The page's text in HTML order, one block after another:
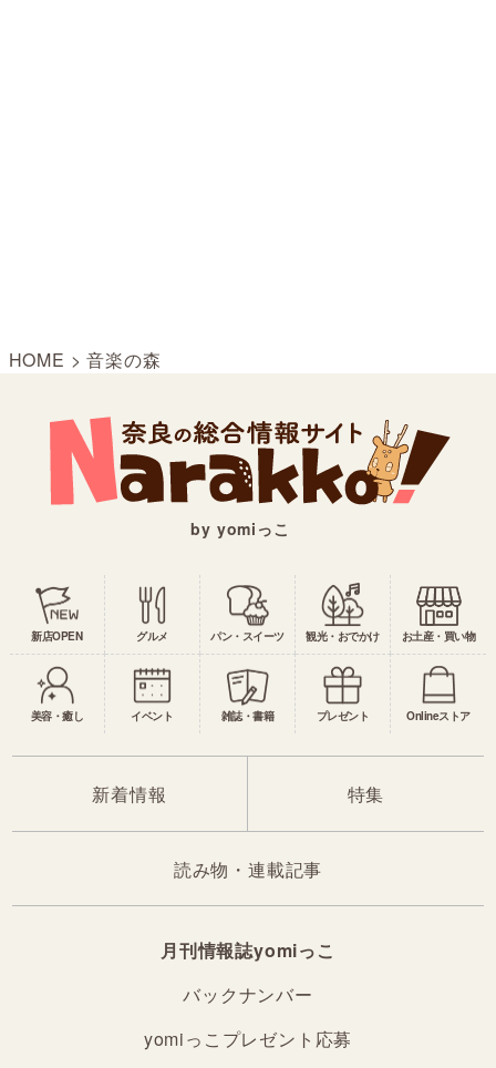
HOME >音楽の森
by yomiっこ
新店OPEN グルメ パン・スイーツ 観光・おでかけ お土産・買い物
美容・癒し イベント 雑誌・書籍 プレゼント Onlineストア
新着情報 特集
読み物・連載記事
月刊情報誌yomiっこ
バックナンバー
yomiっこプレゼント応募